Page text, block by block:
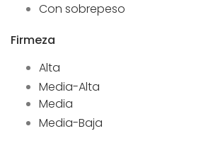
Con sobrepeso
Firmeza
Alta
Media-Alta
Media
Media-Baja